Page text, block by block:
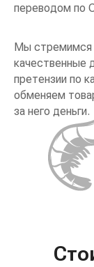
переводом по
Мы стремимся
качественные
претензии по
обменяем
за него деньги.